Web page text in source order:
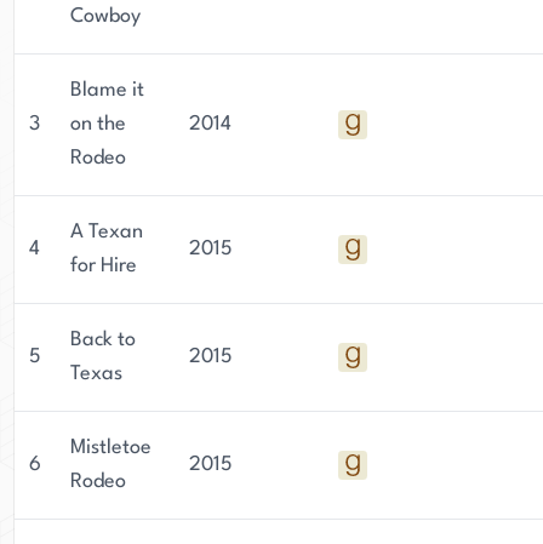
Spielen von Musikinstrumenten. Ihre Arbeit
spiegelt ihre Leidenschaft für das Erzählen von
Geschichten wider, und ihre modernen
Liebesromane sind in den letzten Jahren zu
Bestsellern geworden.
Cowboy
3
Blame it
on the
Rodeo
2014
4
A Texan
for Hire
2015
5
Back to
Texas
2015
6
Mistletoe
Rodeo
2015